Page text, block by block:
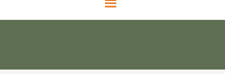
Toggle
Navigation